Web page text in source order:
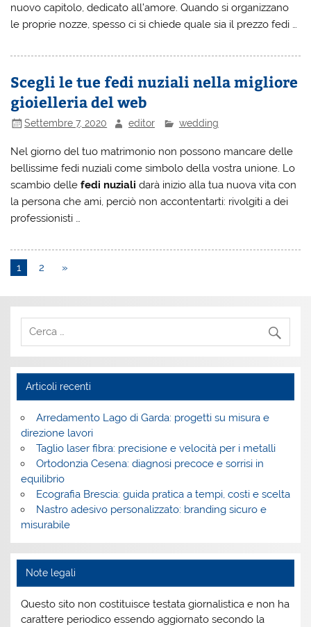
nuovo capitolo, dedicato all’amore. Quando si organizzano
le proprie nozze, spesso ci si chiede quale sia il prezzo fedi …
Scegli le tue fedi nuziali nella migliore
gioielleria del web
Settembre 7, 2020 editor wedding
Nel giorno del tuo matrimonio non possono mancare delle
bellissime fedi nuziali come simbolo della vostra unione. Lo
scambio dellefedi nuziali darà inizio alla tua nuova vita con
la persona che ami, perciò non accontentarti: rivolgiti a dei
professionisti …
1 2 »
Articoli recenti
Arredamento Lago di Garda: progetti su misura e
direzione lavori
Taglio laser fibra: precisione e velocità per i metalli
Ortodonzia Cesena: diagnosi precoce e sorrisi in
equilibrio
Ecografia Brescia: guida pratica a tempi, costi e scelta
Nastro adesivo personalizzato: branding sicuro e
misurabile
Note legali
Questo sito non costituisce testata giornalistica e non ha
carattere periodico essendo aggiornato secondo la